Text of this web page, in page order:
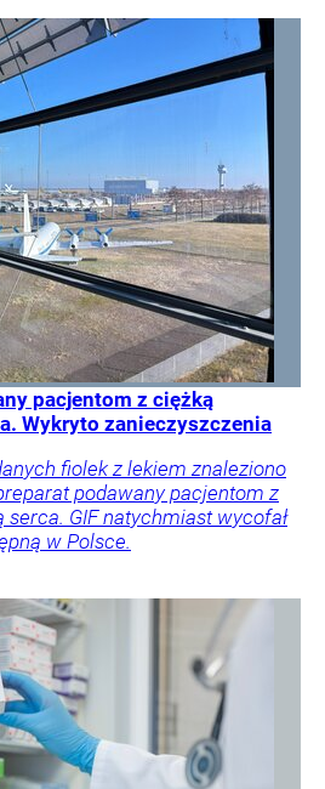
pacjentom z ciężką
Wykryto zanieczyszczenia
fiolek z lekiem znaleziono
podawany pacjentom z
GIF natychmiast wycofał
w Polsce.